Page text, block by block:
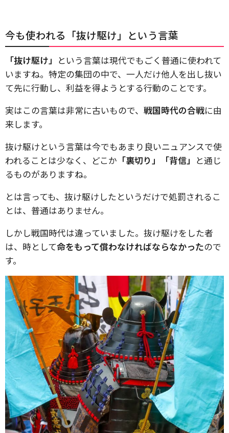
今も使われる「抜け駆け」という言葉
「抜け駆け」 という言葉は現代でもごく普通に使われて
いますね。特定の集団の中で、一人だけ他人を出し抜い
て先に行動し、利益を得ようとする行動のことです。
実はこの言葉は非常に古いもので、 戦国時代の合戦に由
来します。
抜け駆けという言葉は今でもあまり良いニュアンスで使
われることは少なく、どこか 「裏切り」「背信」 と通じ
るものがありますね。
とは言っても、抜け駆けしたというだけで処罰されるこ
とは、普通はありません。
しかし戦国時代は違っていました。抜け駆けをした者
は、時として命をもって償わなければならなかったので
す。